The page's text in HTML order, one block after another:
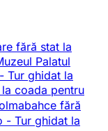
fără stat la
Palatul
- Tur ghidat la
coada pentru
fără
- Tur ghidat la